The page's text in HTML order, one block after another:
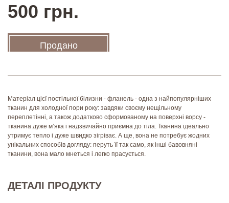
500 грн.
Продано
Матеріал цієї постільної білизни - фланель - одна з найпопулярніших
тканин для холодної пори року: завдяки своєму нещільному
переплетінні, а також додатково сформованому на поверхні ворсу -
тканина дуже м’яка і надзвичайно приємна до тіла. Тканина ідеально
утримує тепло і дуже швидко зігріває. А ще, вона не потребує жодних
унікальних способів догляду: перуть її так само, як інші бавовняні
тканини, вона мало мнеться і легко прасується.
ДЕТАЛІ ПРОДУКТУ